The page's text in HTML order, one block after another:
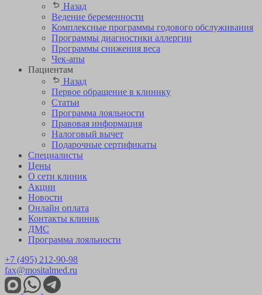
Назад
Ведение беременности
Комплексные программы годового обслуживания
Программы диагностики аллергии
Программы снижения веса
Чек-апы
Пациентам
Назад
Первое обращение в клинику
Статьи
Программа лояльности
Правовая информация
Налоговый вычет
Подарочные сертификаты
Специалисты
Цены
О сети клиник
Акции
Новости
Онлайн оплата
Контакты клиник
ДМС
Программа лояльности
+7 (495) 212-90-98
fax@mositalmed.ru